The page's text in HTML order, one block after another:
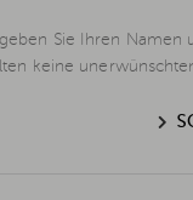
Sie Ihren
keine